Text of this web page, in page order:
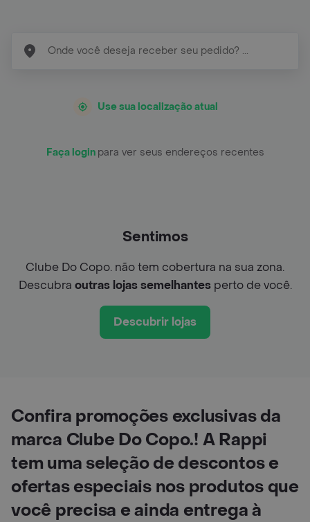
Use sua localização atual
Faça login para ver seus endereços recentes
Sentimos
Clube Do Copo. não tem cobertura na sua zona.
Descubra outras lojas semelhantesperto de você.
Descubrir lojas
Confira promoções exclusivas da
marca Clube Do Copo.! A Rappi
tem uma seleção de descontos e
ofertas especiais nos produtos que
você precisa e ainda entrega à